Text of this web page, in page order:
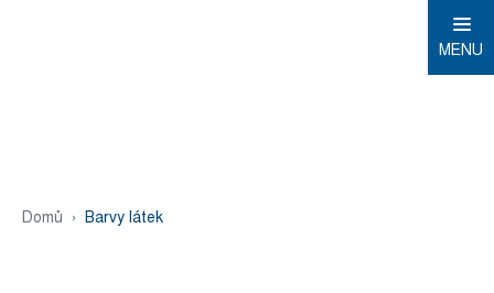
MENU
Domů Barvy látek